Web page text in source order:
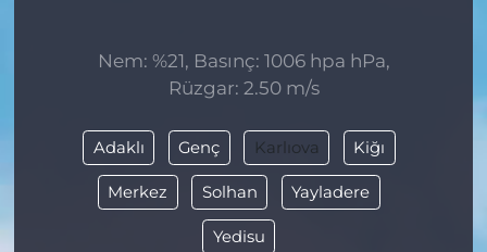
Nem: %21, Basınç: 1006 hpa hPa,
Rüzgar: 2.50 m/s
Adaklı Genç Karlıova Kiğı
Merkez Solhan Yayladere
Yedisu